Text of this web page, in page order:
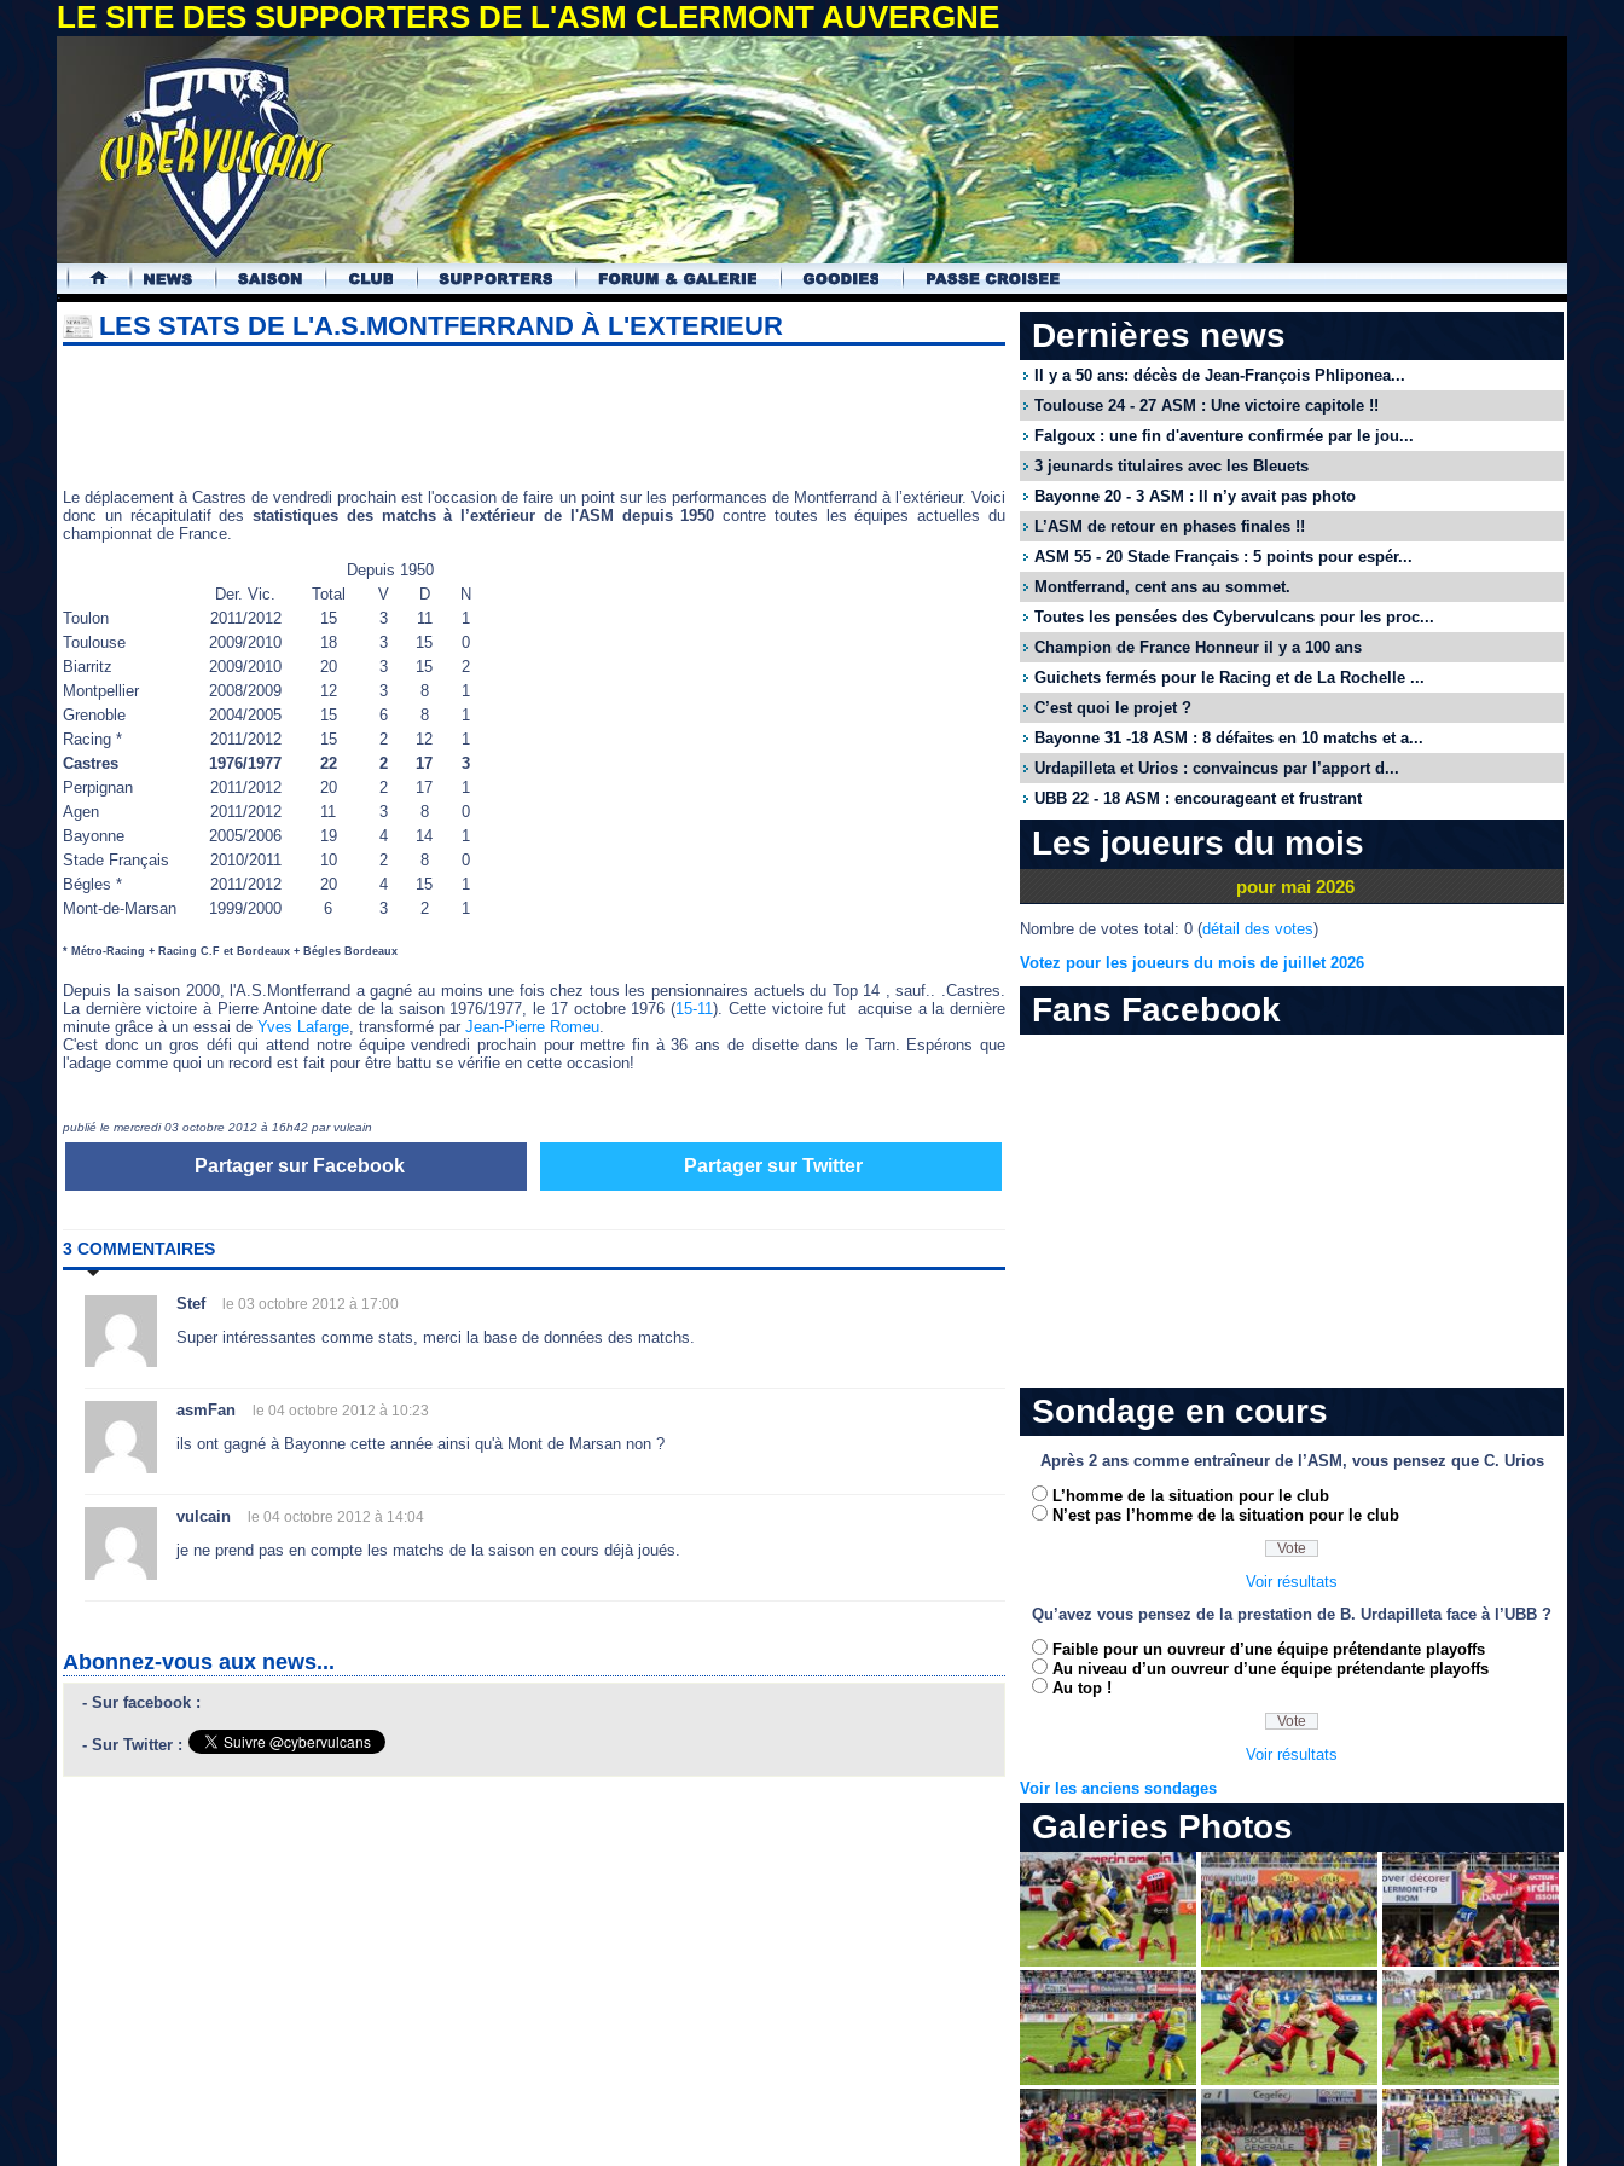
LE SITE DES SUPPORTERS DE L'ASM CLERMONT AUVERGNE
.
LES STATS DE L'A.S.MONTFERRAND À L'EXTERIEUR
Le déplacement à Castres de vendredi prochain est l'occasion de faire un point sur les performances de Montferrand à l’extérieur. Voici
donc un récapitulatif des statistiques des matchs à l’extérieurde l'ASM depuis 1950contre toutes les équipes actuelles du
championnat de France.
Depuis 1950
Der. Vic.
Total V D
N
Toulon
2011/2012 15 3 11
1
Toulouse
2009/2010 18 3 15
0
Biarritz
2009/2010 20 3 15
2
Montpellier
2008/2009 12 3 8
1
Grenoble
2004/2005 15 6 8
1
Racing *
2011/2012 15 2 12
1
Castres
1976/1977 22 2 17
3
Perpignan
2011/2012 20 2 17
1
Agen
2011/2012 11 3 8
0
Bayonne
2005/2006 19 4 14
1
Stade Français
2010/2011 10 2 8
0
Bégles *
2011/2012 20 4 15
1
Mont-de-Marsan
1999/2000 6 3 2 1
* Métro-Racing + Racing C.F et Bordeaux + Bégles Bordeaux
Depuis la saison 2000, l'A.S.Montferrand a gagné au moins une fois chez tous les pensionnaires actuels du Top 14 , sauf.. .Castres.
La dernière victoire à Pierre Antoine date de la saison 1976/1977, le 17 octobre 1976 (15-11). Cette victoire fut acquise a la dernière
minute grâce à un essai de Yves Lafarge , transformé par Jean-Pierre Romeu
C'est donc un gros défi qui attend notre équipe vendredi prochain pour mettre fin à 36 ans de disette dans le Tarn. Espérons que
l'adage comme quoi un record est fait pour être battu se vérifie en cette occasion!
publié le mercredi 03 octobre 2012 à 16h42 par vulcain
Partager sur Facebook Partager sur Twitter
3 COMMENTAIRES
Stef le 03 octobre 2012 à 17:00
Super intéressantes comme stats, merci la base de données des matchs.
asmFan le 04 octobre 2012 à 10:23
ils ont gagné à Bayonne cette année ainsi qu'à Mont de Marsan non ?
vulcain le 04 octobre 2012 à 14:04
je ne prend pas en compte les matchs de la saison en cours déjà joués.
Abonnez-vous aux news...
- Sur facebook :
- Sur Twitter :
Dernières news
Il y a 50 ans: décès de Jean-François Phliponea...
Toulouse 24 - 27 ASM : Une victoire capitole !!
Falgoux : une fin d'aventure confirmée par le jou...
3 jeunards titulaires avec les Bleuets
Bayonne 20 - 3 ASM : Il n’y avait pas photo
L’ASM de retour en phases finales !!
ASM 55 - 20 Stade Français : 5 points pour espér...
Montferrand, cent ans au sommet.
Toutes les pensées des Cybervulcans pour les proc...
Champion de France Honneur il y a 100 ans
Guichets fermés pour le Racing et de La Rochelle ...
C’est quoi le projet ?
Bayonne 31 -18 ASM : 8 défaites en 10 matchs et a...
Urdapilleta et Urios : convaincus par l’apport d...
UBB 22 - 18 ASM : encourageant et frustrant
Les joueurs du mois
pour mai 2026
Nombre de votes total: 0 (détail des votes)
Votez pour les joueurs du mois de juillet 2026
Fans Facebook
Sondage en cours
Après 2 ans comme entraîneur de l’ASM, vous pensez que C. Urios
L’homme de la situation pour le club
N’est pas l’homme de la situation pour le club
Voir résultats
Qu’avez vous pensez de la prestation de B. Urdapilleta face à l’UBB ?
Faible pour un ouvreur d’une équipe prétendante playoffs
Au niveau d’un ouvreur d’une équipe prétendante playoffs
Au top !
Voir résultats
Voir les anciens sondages
Galeries Photos